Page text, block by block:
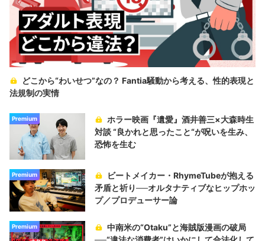
どこから“わいせつ”なの？ Fantia騒動から考える、性的表現と
法規制の実情
Premium
ホラー映画『遺愛』酒井善三×大森時生
対談 “良かれと思ったこと“が呪いを生み、
恐怖を生む
Premium
ビートメイカー・RhymeTubeが抱える
矛盾と祈り──オルタナティブなヒップホッ
プ／プロデューサー論
Premium
中南米の“Otaku”と海賊版漫画の破局